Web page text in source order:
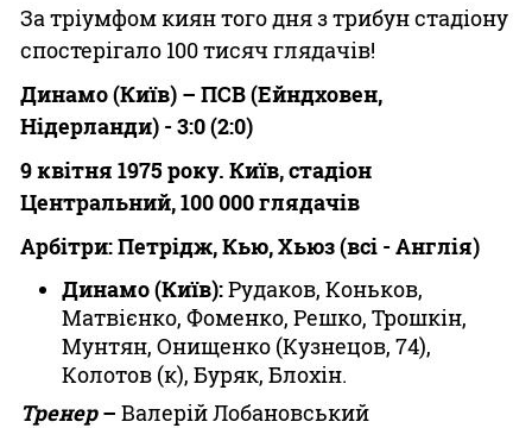
За тріумфом киян того дня з трибун стадіону
спостерігало 100 тисяч глядачів!
Динамо (Київ) – ПСВ (Ейндховен,
Нідерланди) - 3:0 (2:0)
9 квітня 1975 року. Київ, стадіон
Центральний, 100 000 глядачів
Арбітри: Петрідж, Кью, Хьюз (всі - Англія)
Динамо (Київ):Рудаков, Коньков,
Матвієнко, Фоменко, Решко, Трошкін,
Мунтян, Онищенко (Кузнецов, 74),
Колотов (к), Буряк, Блохін.
Тренер– Валерій Лобановський